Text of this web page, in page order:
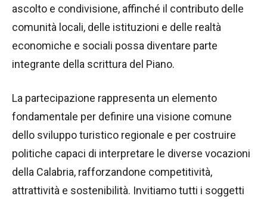
ascolto e condivisione, affinché il contributo delle
comunità locali, delle istituzioni e delle realtà
economiche e sociali possa diventare parte
integrante della scrittura del Piano.
La partecipazione rappresenta un elemento
fondamentale per definire una visione comune
dello sviluppo turistico regionale e per costruire
politiche capaci di interpretare le diverse vocazioni
della Calabria, rafforzandone competitività,
attrattività e sostenibilità. Invitiamo tutti i soggetti